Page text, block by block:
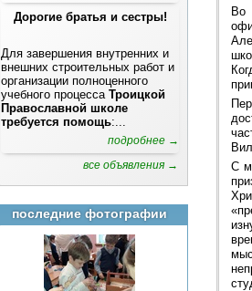
Дорогие братья и сестры!
Для завершения внутренних и
внешних строительных работ и
организации полноценного
учебного процессаТроицкой
Православной школе
требуется помощь:...
подробнее →
все объявления →
последние фотографии
Во
С